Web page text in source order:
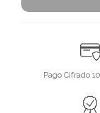
Pago Cifrado